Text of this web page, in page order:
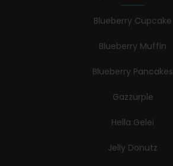
Blueberry Cupcake
Blueberry Muffin
Blueberry Pancakes
Gazzurple
Hella Gelei
Jelly Donutz